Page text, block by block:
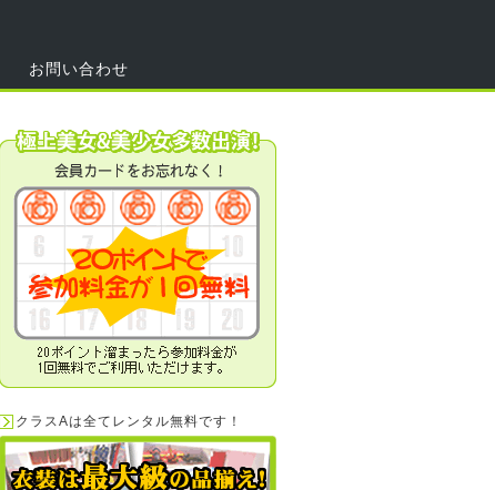
お問い合わせ
クラスAは全てレンタル無料です！